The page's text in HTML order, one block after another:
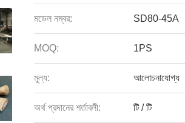
মডেল নম্বর: SD80-45A
MOQ: 1PS
মূল্য: আলোচনাযোগ্য
অর্থ প্রদানের শর্তাবলী: টি / টি